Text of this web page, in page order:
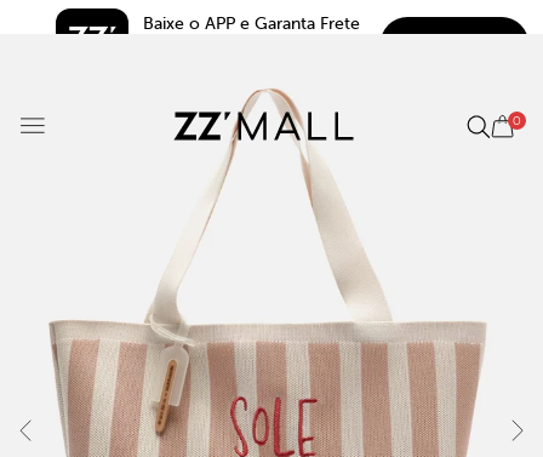
Baixe o APP e Garanta Frete
0